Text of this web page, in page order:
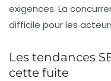
exigences. La
difficile pour les
Les tendances
cette fuite